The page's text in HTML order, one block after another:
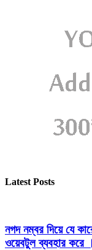
Latest Posts
নগদ নম্বর দিয়ে যে
ওয়েবটুল ব্যবহার করে ।